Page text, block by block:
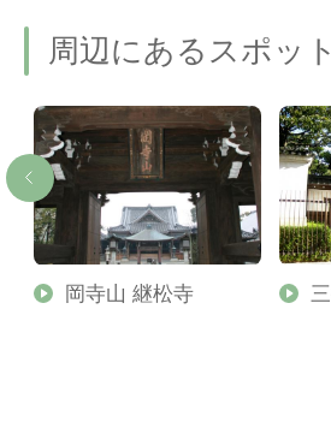
周辺にあるスポット
岡寺山 継松寺